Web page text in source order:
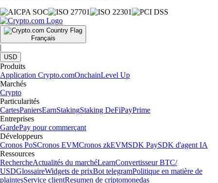
Français
|
USD
Produits
Application Crypto.comOnchainLevel Up
Marchés
Crypto
Particularités
CartesPaniersEarnStakingStaking DeFiPayPrime
Entreprises
GardePay pour commerçant
Développeurs
Cronos PoSCronos EVMCronos zkEVMSDK PaySDK d'agent IA
Ressources
RechercheActualités du marchéLearnConvertisseur BTC/
USDGlossaireWidgets de prixBot telegramPolitique en matière de
plaintesService clientResumen de criptomonedas